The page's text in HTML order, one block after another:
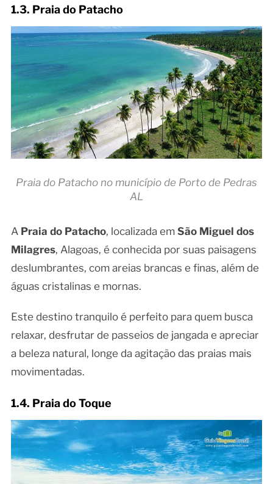
1.3. Praia do Patacho
Praia do Patacho no município de Porto de Pedras
AL
A Praia do Patacho, localizada em São Miguel dos
Milagres, Alagoas, é conhecida por suas paisagens
deslumbrantes, com areias brancas e finas, além de
águas cristalinas e mornas.
Este destino tranquilo é perfeito para quem busca
relaxar, desfrutar de passeios de jangada e apreciar
a beleza natural, longe da agitação das praias mais
movimentadas.
1.4. Praia do Toque